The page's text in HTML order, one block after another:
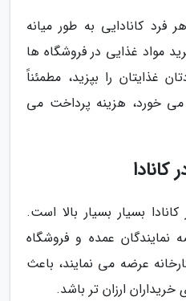
فرد کانادایی به طور میانه
خرید مواد غذایی در فروشگاه ها
غذایتان را بپزید، مطمئناً
خورد، هزینه پرداخت می
بسیار بسیار بالا است.
نمایندگان عمده و فروشگاه
عرضه می نمایند، باعث
ارزان تر باشد.